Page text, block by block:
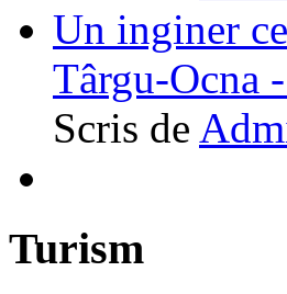
Un inginer
Târgu-Ocna
Scris de
Turism